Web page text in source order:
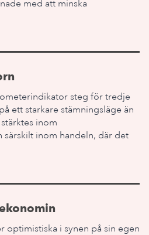
med att minska
steg för tredje
ett starkare stämningsläge än
inom
inom handeln, där det
optimistiska i synen på sin egen